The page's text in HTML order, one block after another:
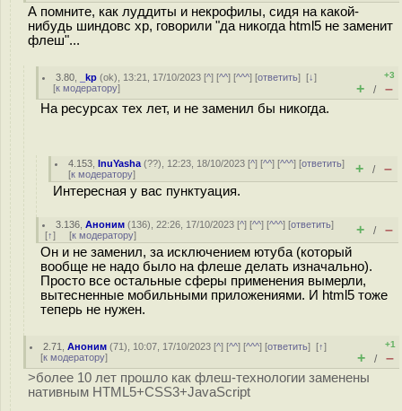
А помните, как луддиты и некрофилы, сидя на какой-
нибудь шиндовс xp, говорили "да никогда html5 не заменит
флеш"...
3.80 _kp (ok), 13:21, 17/10/2023 [^] [^^] [^^^] [ответить][↓]
[к модератору]
+3
+ / –
На ресурсах тех лет, и не заменил бы никогда.
4.153 ,InuYasha (??), 12:23, 18/10/2023 [^] [^^] [^^^] [ответить]
[к модератору] + / –
Интересная у вас пунктуация.
3.136 ,Аноним (136), 22:26, 17/10/2023 [^] [^^] [^^^] [ответить]
[↑] [к модератору] + / –
Он и не заменил, за исключением ютуба (который
вообще не надо было на флеше делать изначально).
Просто все остальные сферы применения вымерли,
вытесненные мобильными приложениями. И html5 тоже
теперь не нужен.
2.71 ,Аноним (71), 10:07, 17/10/2023 [^] [^^] [^^^] [ответить][↑]
[к модератору]
+1
+ / –
>более 10 лет прошло как флеш-технологии заменены
нативным HTML5+CSS3+JavaScript